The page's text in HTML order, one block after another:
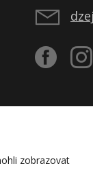
zobrazovat